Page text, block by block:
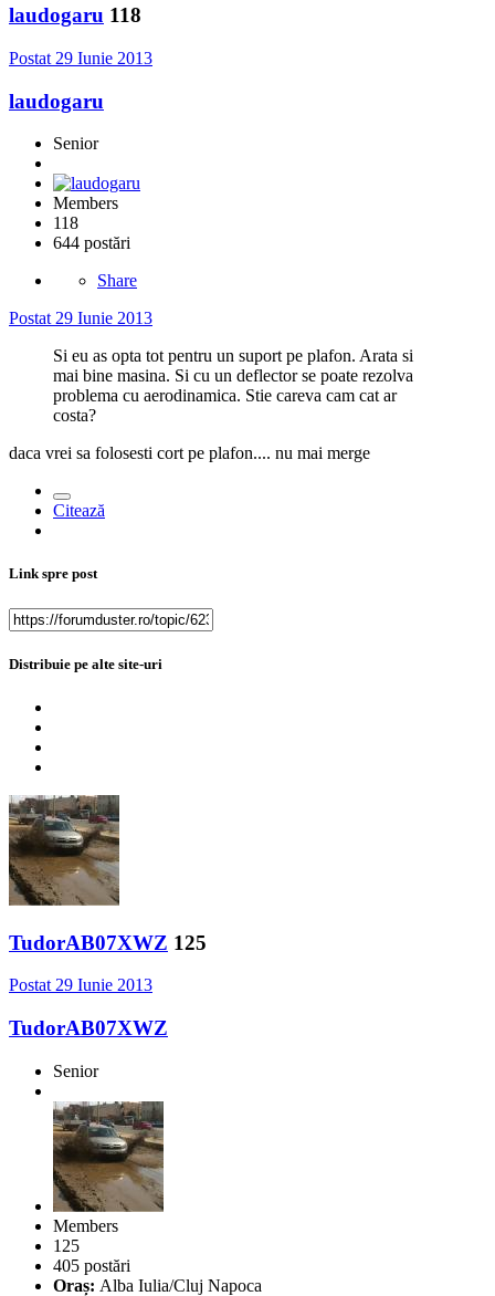
laudogaru 118
Postat 29 Iunie 2013
laudogaru
Senior
Members
118
644 postări
Share
Postat 29 Iunie 2013
Si eu as opta tot pentru un suport pe plafon. Arata si
mai bine masina. Si cu un deflector se poate rezolva
problema cu aerodinamica. Stie careva cam cat ar
costa?
daca vrei sa folosesti cort pe plafon.... nu mai merge
Citează
Link spre post
Distribuie pe alte site-uri
TudorAB07XWZ 125
Postat29 Iunie 2013
TudorAB07XWZ
Senior
Members
125
405 postări
Oraș: Alba Iulia/Cluj Napoca